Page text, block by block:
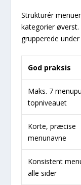
Strukturér
kategorier
grupperede
God praksis
Maks. 7
topniveauet
Korte, præcise
menunavne
Konsistent
alle sider